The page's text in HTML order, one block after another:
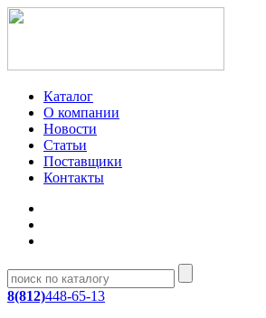
Каталог
О компании
Новости
Статьи
Поставщики
Контакты
8(812)448-65-13